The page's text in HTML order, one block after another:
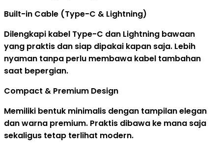
Built-in Cable (Type-C & Lightning)
Dilengkapi kabel Type-C dan Lightning bawaan
yang praktis dan siap dipakai kapan saja. Lebih
nyaman tanpa perlu membawa kabel tambahan
saat bepergian.
Compact & Premium Design
Memiliki bentuk minimalis dengan tampilan elegan
dan warna premium. Praktis dibawa ke mana saja
sekaligus tetap terlihat modern.